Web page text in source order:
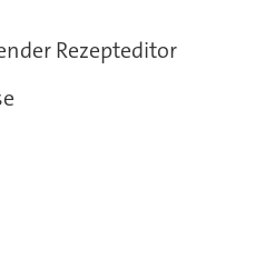
Rezepteditor